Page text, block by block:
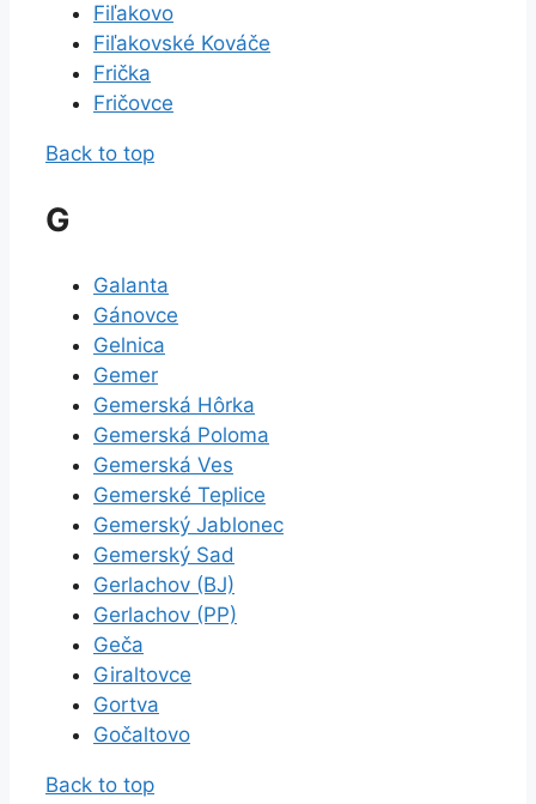
Fiľakovo
Fiľakovské Kováče
Frička
Fričovce
Back to top
G
Galanta
Gánovce
Gelnica
Gemer
Gemerská Hôrka
Gemerská Poloma
Gemerská Ves
Gemerské Teplice
Gemerský Jablonec
Gemerský Sad
Gerlachov (BJ)
Gerlachov (PP)
Geča
Giraltovce
Gortva
Gočaltovo
Back to top